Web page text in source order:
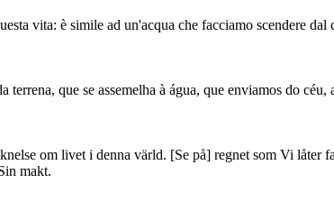
vita: è simile ad un'acqua che facciamo scendere
que se assemelha à água, que enviamos do
om livet i denna värld. [Se på] regnet som Vi låter
makt.